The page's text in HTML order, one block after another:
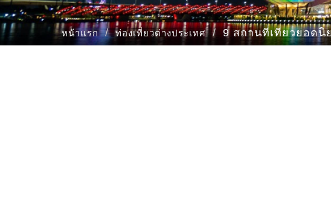
หน้าแรก ท่องเที่ยวต่างประเทศ 9 สถานที่เที่ยวยอดนิ